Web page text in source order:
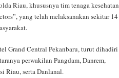
Riau, khususnya tim tenaga kesehatan
yang telah melaksanakan sekitar 14
Grand Central Pekanbaru, turut dihadiri
perwakilan Pangdam, Danrem,
Riau, serta Danlanal.